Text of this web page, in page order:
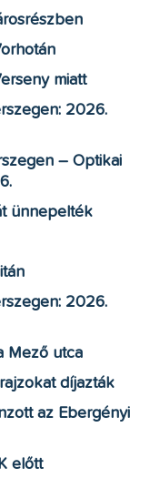
miatt
2026.
– Optikai
ünnepelték
2026.
Mező utca
díjazták
az Ebergényi
előtt